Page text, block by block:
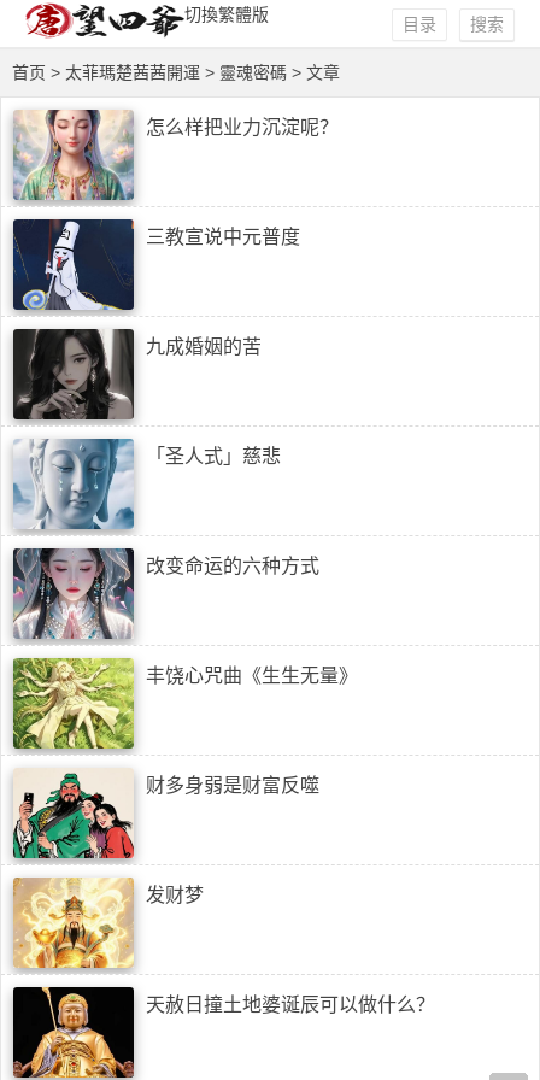
切換繁體版 搜索
目录
首页 > 太菲瑪楚茜茜開運 > 靈魂密碼 > 文章
怎么样把业力沉淀呢？
三教宣说中元普度
九成婚姻的苦
「圣人式」慈悲
改变命运的六种方式
丰饶心咒曲《生生无量》
财多身弱是财富反噬
发财梦
天赦日撞土地婆诞辰可以做什么？